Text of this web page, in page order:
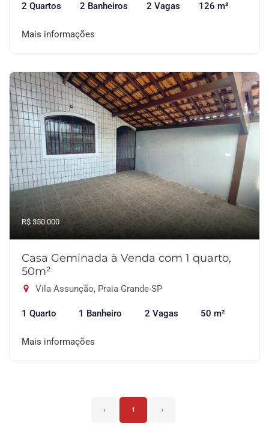
2 Quartos 2 Banheiros 2 Vagas 126 m²
Mais informações
R$ 350.000
Casa Geminada à Venda com 1 quarto,
50m²
Vila Assunção, Praia Grande-SP
1 Quarto 1 Banheiro 2 Vagas 50 m²
Mais informações
‹ 1 ›